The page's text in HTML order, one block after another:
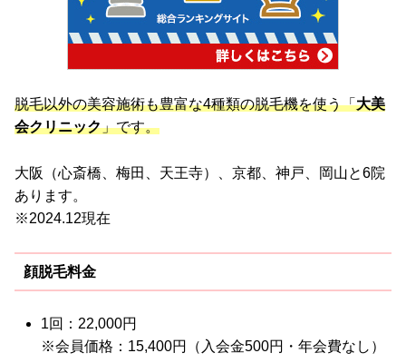
脱毛以外の美容施術も豊富な4種類の脱毛機を使う「大美
会クリニック」です。
大阪（心斎橋、梅田、天王寺）、京都、神戸、岡山と6院
あります。
※2024.12現在
顔脱毛料金
1回：22,000円
※会員価格：15,400円（入会金500円・年会費なし）